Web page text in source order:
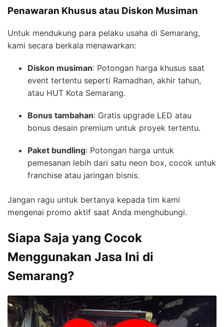
Penawaran Khusus atau Diskon Musiman
Untuk mendukung para pelaku usaha di Semarang,
kami secara berkala menawarkan:
Diskon musiman: Potongan harga khusus saat
event tertentu seperti Ramadhan, akhir tahun,
atau HUT Kota Semarang.
Bonus tambahan: Gratis upgrade LED atau
bonus desain premium untuk proyek tertentu.
Paket bundling: Potongan harga untuk
pemesanan lebih dari satu neon box, cocok untuk
franchise atau jaringan bisnis.
Jangan ragu untuk bertanya kepada tim kami
mengenai promo aktif saat Anda menghubungi.
Siapa Saja yang Cocok
Menggunakan Jasa Ini di
Semarang?